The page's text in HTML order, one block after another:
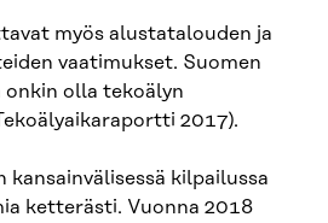
myös alustatalouden ja
vaatimukset. Suomen
olla tekoälyn
2017).
kansainvälisessä kilpailussa
ketterästi. Vuonna 2018